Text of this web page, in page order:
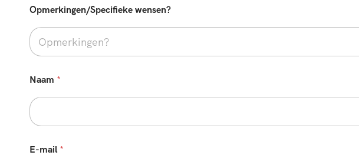
Opmerkingen/Specifieke wensen?
Naam *
E-mail *